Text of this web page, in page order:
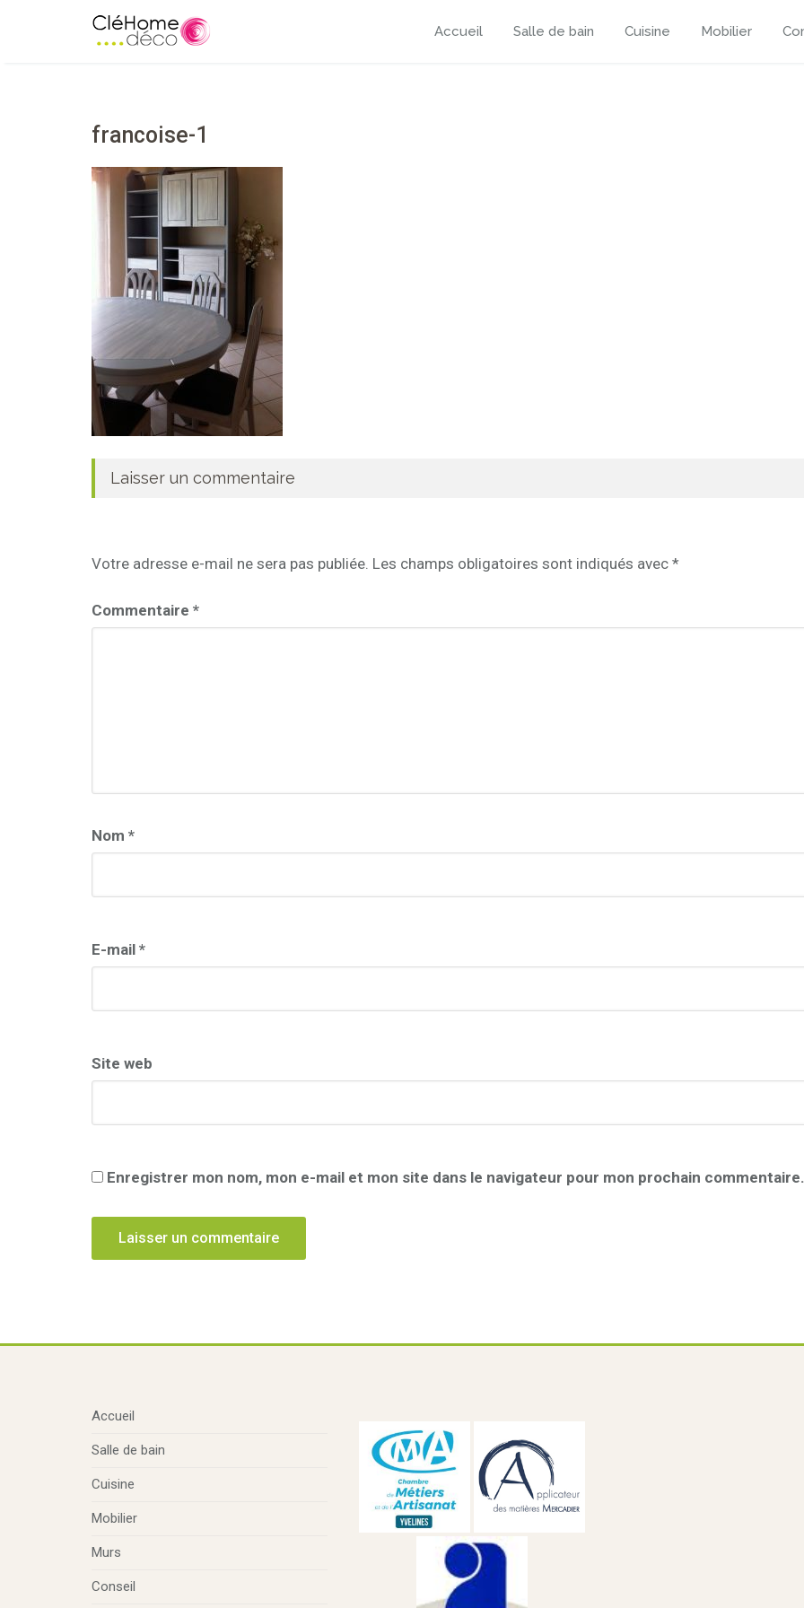
Accueil Salle de bain Cuisine Mobilier
francoise-1
Laisser un commentaire
Votre adresse e-mail ne sera pas publiée. Les champs obligatoires sont indiqués avec *
Commentaire *
Nom *
E-mail *
Site web
Enregistrer mon nom, mon e-mail et mon site dans le navigateur pour mon prochain commentaire.
Accueil
Salle de bain
Cuisine
Mobilier
Murs
Conseil